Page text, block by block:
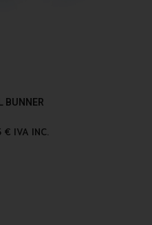
BUNNER
€ IVA INC.